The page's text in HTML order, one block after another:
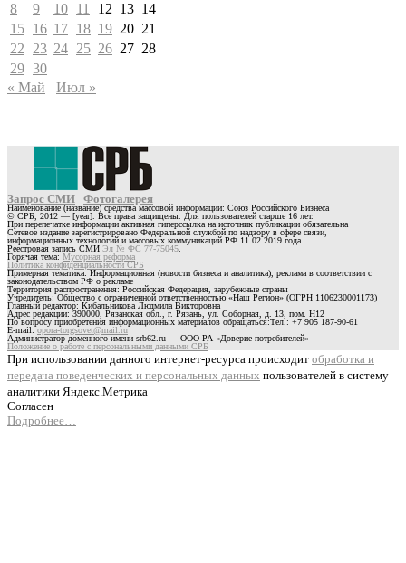
8
9 10 11 12 13 14
15 16 17 18 19 20 21
22
23 24 25 26 27 28
29 30
« Май
Июл »
Запрос СМИ Фотогалерея
Наименование (название) средства массовой информации: Союз Российского Бизнеса
© СРБ, 2012 — [year]. Все права защищены. Для пользователей старше 16 лет.
При перепечатке информации активная гиперссылка на источник публикации обязательна
Сетевое издание зарегистрировано Федеральной службой по надзору в сфере связи,
информационных технологий и массовых коммуникаций РФ 11.02.2019 года.
Реестровая запись СМИ Эл № ФС 77-75045
Горячая тема: Мусорная реформа
Политика конфиденциальности СРБ
Примерная тематика: Информационная (новости бизнеса и аналитика), реклама в соответствии с
законодательством РФ о рекламе
Территория распространения: Российская Федерация, зарубежные страны
Учредитель: Общество с ограниченной ответственностью «Наш Регион» (ОГРН 1106230001173)
Главный редактор: Кибальникова Людмила Викторовна
Адрес редакции: 390000, Рязанская обл., г. Рязань, ул. Соборная, д. 13, пом. Н12
По вопросу приобретения информационных материалов обращаться:Тел.: +7 905 187-90-61
E-mail:opora-torgsovet@mail.ru
Администратор доменного имени srb62.ru — ООО РА «Доверие потребителей»
Положение о работе с персональными данными СРБ
При использовании данного интернет-ресурса происходит обработка и
передача поведенческих и персональных данных пользователей в систему
аналитики Яндекс.Метрика
Согласен
Подробнее…